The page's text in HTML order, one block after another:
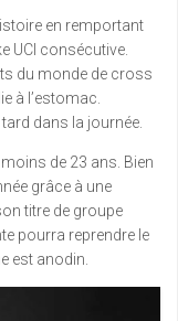
en remportant
UCI consécutive.
du monde de cross
à l’estomac.
dans la journée.
de 23 ans. Bien
grâce à une
titre de groupe
pourra reprendre le
est anodin.